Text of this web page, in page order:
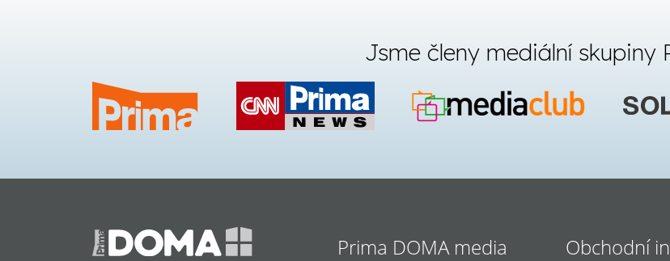
Jsme členy mediální skupiny
Prima DOMA media Obchodní